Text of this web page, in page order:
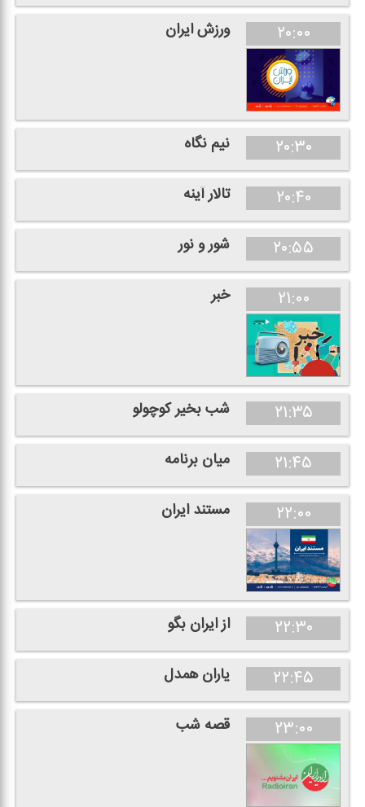
۲۰:۰۰ ورزش ایران
۲۰:۳۰ نیم نگاه
۲۰:۴۰ تالار آینه
۲۰:۵۵ شور و نور
۲۱:۰۰ خبر
۲۱:۳۵ شب بخیر كوچولو
۲۱:۴۵ میان برنامه
۲۲:۰۰ مستند ایران
۲۲:۳۰ از ایران بگو
۲۲:۴۵ یاران همدل
۲۳:۰۰ قصه شب